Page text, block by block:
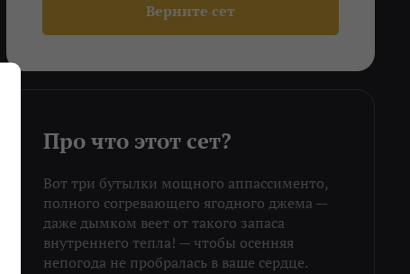
Верните сет
Про что этот сет?
Вот три бутылки мощного аппассименто,
полного согревающего ягодного джема —
даже дымком веет от такого запаса
внутреннего тепла! — чтобы осенняя
непогода не пробралась в ваше сердце.